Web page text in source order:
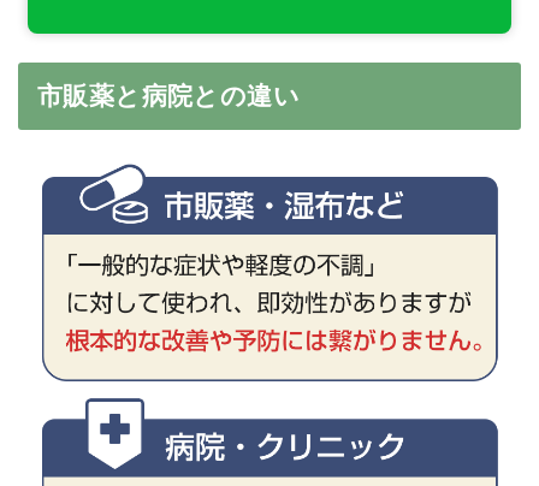
市販薬と病院との違い